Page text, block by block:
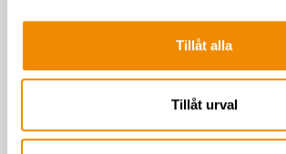
Tillåt alla
Tillåt urval
av våra läsare har egna djur, medan andra
som rådgivare, veterinärer eller säljare.